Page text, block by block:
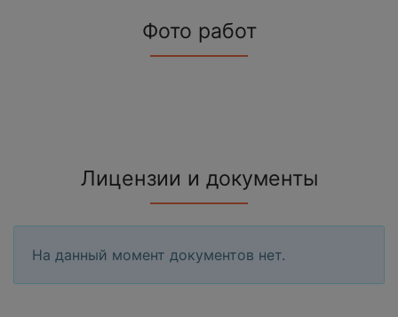
Фото работ
Лицензии и документы
На данный момент документов нет.